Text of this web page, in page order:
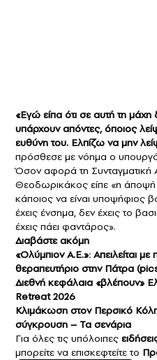
«Εγώ είπα ότι σε αυτή τη μάχη
υπάρχουν απόντες, όποιος
ευθύνη του. Ελπίζω να μην
πρόσθεσε με νόημα ο
Όσον αφορά τη
Θεοδωρικάκος είπε «η άποψή
κάποιος να είναι υποψήφιος
έχεις ένσημα, δεν έχεις το
έχεις πάει φαντάρος».
Διαβάστε ακόμη
«Ολύμπιον Α.Ε.»: Απειλείται με
θεραπευτήριο στην Πάτρα
Διεθνή κεφάλαια «βλέπουν»
Retreat 2026
Κλιμάκωση στον Περσικό
σύγκρουση – Τα σενάρια
Για όλες τις υπόλοιπες
μπορείτε να επισκεφτείτε το